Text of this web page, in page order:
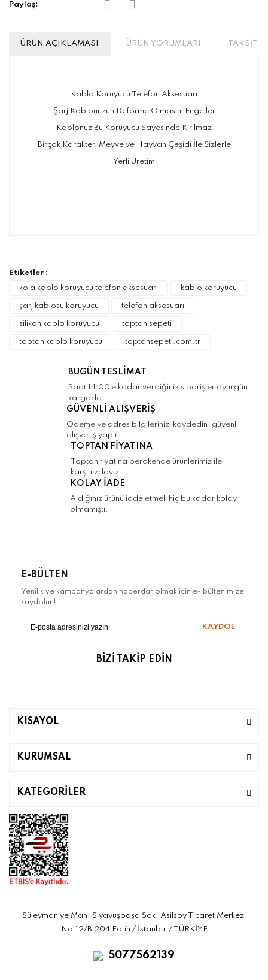
Paylaş:
ÜRÜN AÇIKLAMASI ÜRÜN YORUMLARI TAKSİT
Kablo Koruyucu Telefon Aksesuarı
Şarj Kablonuzun Deforme Olmasını Engeller
Kablonuz Bu Koruyucu Sayesinde Kırılmaz
Birçok Karakter, Meyve ve Hayvan Çeşidi İle Sizlerle
Yerli Üretim
Görüş ve önerileriniz için teşekkür ederiz.
Ürün resmi kalitesiz, bozuk veya
görüntülenemiyor.
Ürün açıklamasında eksik bilgiler bulunuyor.
Ürün bilgilerinde hatalar bulunuyor.
Gönder
Etiketler :
kola kablo koruyucu telefon aksesuarı
kablo koruyucu
şarj kablosu koruyucu telefon aksesuarı
silikon kablo koruyucu toptan sepeti
toptan kablo koruyucu toptansepeti.com.tr
BUGÜN TESLİMAT
Saat 14:00'e kadar verdiğiniz siparişler aynı gün
kargoda.
GÜVENLİ ALIŞVERİŞ
Ödeme ve adres bilgilerinizi kaydedin, güvenli
alışveriş yapın.
TOPTAN FİYATINA
Toptan fiyatına perakende ürünlerimiz ile
karşınızdayız.
KOLAY İADE
Aldığınız ürünü iade etmek hiç bu kadar kolay
olmamıştı.
E-BÜLTEN
Yenilik ve kampanyalardan haberdar olmak için e- bültenimize
kaydolun!
KAYDOL
BİZİ TAKİP EDİN
KISAYOL
KURUMSAL
KATEGORİLER
Süleymaniye Mah. Siyavuşpaşa Sok. Asilsoy Ticaret Merkezi
No:12/B 204 Fatih / İstanbul / TÜRKİYE
5077562139